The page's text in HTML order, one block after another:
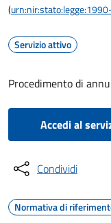
(
Servizio attivo
Procedimento di
Accedi al
Condividi
Normativa di